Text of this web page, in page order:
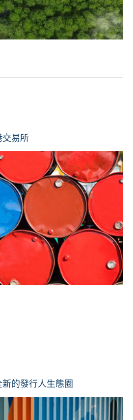
交易所
的發行人生態圈